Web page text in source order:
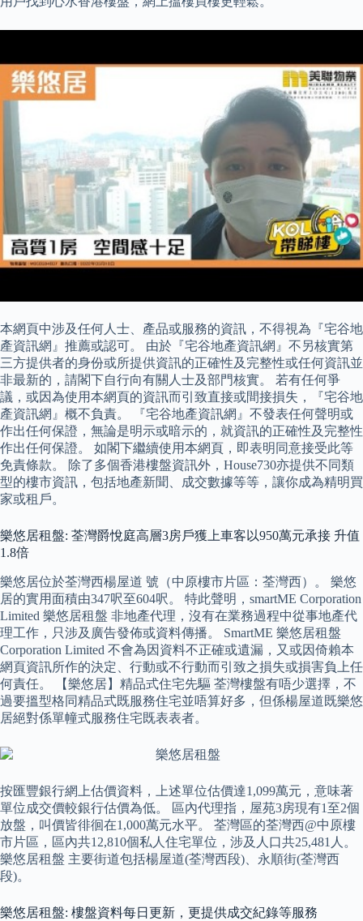
本網頁中涉及任何人士、產品或服務的資訊，不得視為『宅谷地
產資訊網』推薦或認可。 由於『宅谷地產資訊網』不另核實第
三方提供者的身份或所提供資訊的正確性及完整性或任何資訊並
非最新的，請閣下自行向有關人士及部門核實。 若有任何爭
議，或因為使用本網頁的資訊而引致直接或間接損失，『宅谷地
產資訊網』概不負責。 『宅谷地產資訊網』不發表任何聲明或
作出任何保證，無論是明示或暗示的，就資訊的正確性及完整性
作出任何保證。 如閣下繼續使用本網頁，即表明同意接受此等
免責條款。 除了多個香港樓盤資訊外，House730亦提供不同類
型的樓市資訊，包括地產新聞、成交數據等等，讓你成為精明買
家或租戶。
樂悠居租盤: 荃灣爵悅庭高層3房戶獲上車客以950萬元承接 升值
1.8倍
樂悠居位於荃灣西楊屋道 號（中原樓市片區：荃灣西）。 樂悠
居的實用面積由347呎至604呎。 特此聲明，smartME Corporation
Limited 樂悠居租盤 非地產代理，沒有在業務過程中從事地產代
理工作，只涉及廣告發佈或資料傳播。 SmartME 樂悠居租盤
Corporation Limited 不會為因資料不正確或遺漏，又或因倚賴本
網頁資訊所作的決定、行動或不行動而引致之損失或損害負上任
何責任。 【樂悠居】精品式住宅先驅 荃灣樓盤有唔少選擇，不
過要搵型格同精品式既服務住宅並唔算好多，但係楊屋道既樂悠
居絕對係單幢式服務住宅既表表者。
按匯豐銀行網上估價資料，上述單位估價達1,099萬元，意味著
單位成交價較銀行估價為低。 區內代理指，屋苑3房現有1至2個
放盤，叫價皆徘徊在1,000萬元水平。 荃灣區的荃灣西@中原樓
市片區，區內共12,810個私人住宅單位，涉及人口共25,481人。
樂悠居租盤 主要街道包括楊屋道(荃灣西段)、永順街(荃灣西
段)。
樂悠居租盤: 樓盤資料每日更新，更提供成交紀錄等服務